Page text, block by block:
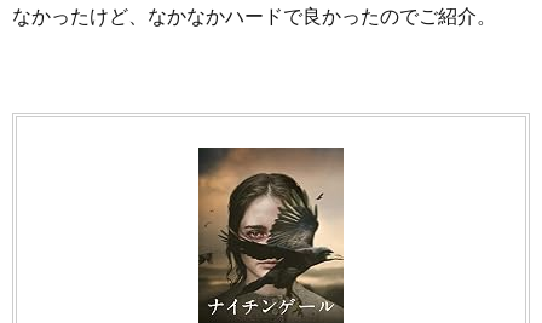
なかったけど、なかなかハードで良かったのでご紹介。